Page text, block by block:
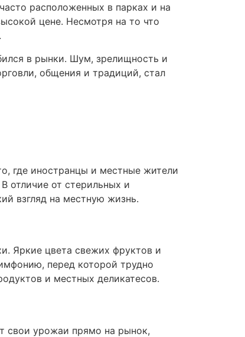
расположенных в парках и на
цене. Несмотря на то что
в рынки. Шум, зрелищность и
общения и традиций, стал
где иностранцы и местные жители
отличие от стерильных и
взгляд на местную жизнь.
Яркие цвета свежих фруктов и
перед которой трудно
и местных деликатесов.
свои урожаи прямо на рынок,